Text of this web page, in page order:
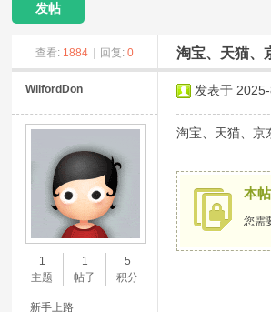
› ›
发帖
查看: 1884 回复: 0 淘宝、天猫、
WilfordDon
1
主题
1
帖子
5
积分
新手上路
发表于
淘宝、天猫、京
本
您需